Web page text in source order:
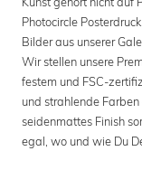
Photocircle
Bilder aus unserer
Wir stellen unsere
festem und FSC-
und strahlende
seidenmattes Finish
egal, wo und wie Du